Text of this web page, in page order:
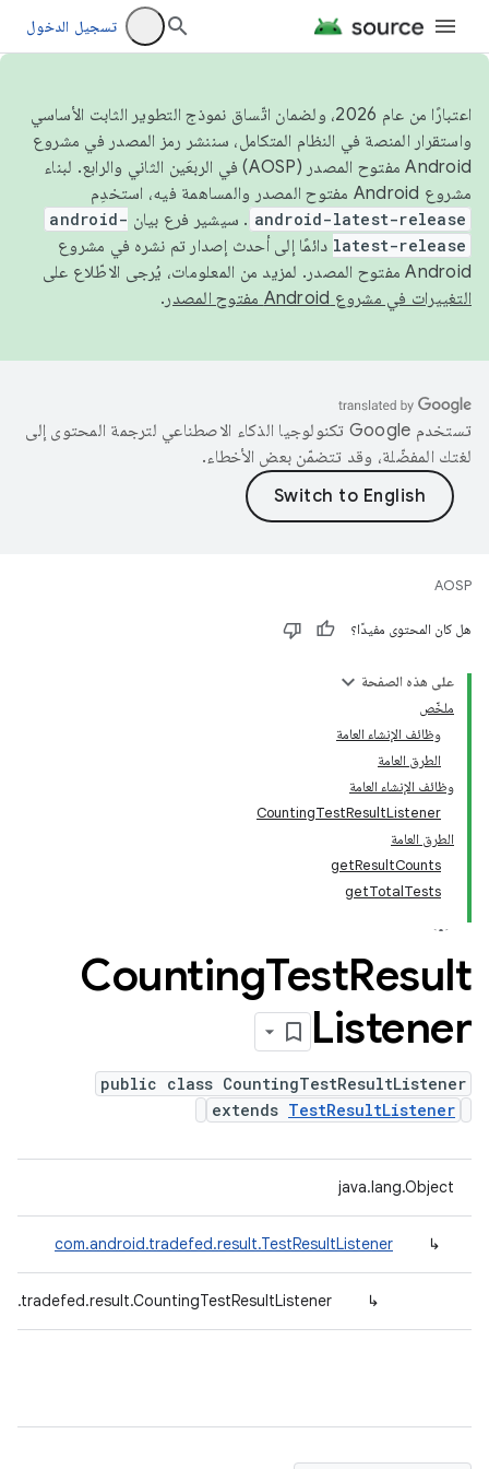
تسجيل الدخول
اعتبارًا من عام 2026، ولضمان اتّساق نموذج التطوير الثابت الأساسي
واستقرار المنصة في النظام المتكامل، سننشر رمز المصدر في مشروع
Android مفتوح المصدر (AOSP) في الربعَين الثاني والرابع. لبناء
مشروع Android مفتوح المصدر والمساهمة فيه، استخدِم
android-latest-release . سيشير فرع بيان android-
latest-release دائمًا إلى أحدث إصدار تم نشره في مشروع
Android مفتوح المصدر. لمزيد من المعلومات، يُرجى الاطّلاع على
التغييرات في مشروع Android مفتوح المصدر
.
تستخدم Google تكنولوجيا الذكاء الاصطناعي لترجمة المحتوى إلى
لغتك المفضّلة، وقد تتضمّن بعض الأخطاء.
AOSP
هل كان المحتوى مفيدًا؟
على هذه الصفحة
ملخّص
وظائف الإنشاء العامة
الطرق العامة
وظائف الإنشاء العامة
CountingTestResultListener
الطرق العامة
getResultCounts
getTotalTests
CountingTestResult
Listener
public class CountingTestResultListener
extends TestResultListener
java.lang.Object
↳
com.android.tradefed.result.TestResultListener
↳